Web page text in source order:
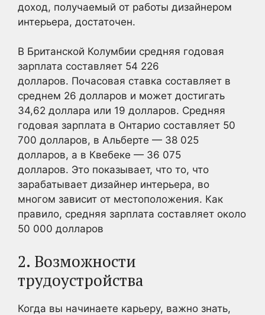
доход, получаемый от работы дизайнером
интерьера, достаточен.
В Британской Колумбии средняя годовая
зарплата составляет 54 226
долларов. Почасовая ставка составляет в
среднем 26 долларов и может достигать
34,62 доллара или 19 долларов. Средняя
годовая зарплата в Онтарио составляет 50
700 долларов, в Альберте — 38 025
долларов, а в Квебеке — 36 075
долларов. Это показывает, что то, что
зарабатывает дизайнер интерьера, во
многом зависит от местоположения. Как
правило, средняя зарплата составляет около
50 000 долларов
2. Возможности
трудоустройства
Когда вы начинаете карьеру, важно знать,